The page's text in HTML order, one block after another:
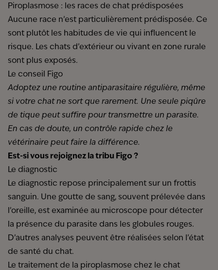
Piroplasmose : les races de chat prédisposées
Aucune race n’est particulièrement prédisposée. Ce
sont plutôt les habitudes de vie qui influencent le
risque. Les chats d’extérieur ou vivant en zone rurale
sont plus exposés.
Le conseil Figo
Adoptez une routine antiparasitaire régulière, même
si votre chat ne sort que rarement. Une seule piqûre
de tique peut suffire pour transmettre un parasite.
En cas de doute, un contrôle rapide chez le
vétérinaire peut faire la différence.
Est-si vous rejoignez la tribu Figo ?
Le diagnostic
Le diagnostic repose principalement sur un frottis
sanguin. Une goutte de sang, souvent prélevée dans
l’oreille, est examinée au microscope pour détecter
la présence du parasite dans les globules rouges.
D’autres analyses peuvent être réalisées selon l’état
de santé du chat.
Le traitement de la piroplasmose chez le chat